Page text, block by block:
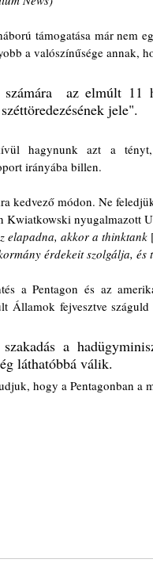
támogatása már nem
a valószínűsége annak,
az elmúlt 11
jele".
hagynunk azt a
irányába billen.
kedvező módon. Ne
Kwiatkowski nyugalmazott
elapadna, akkor a thinktank
érdekeit szolgálja, és
a Pentagon és az
Államok fejvesztve
a
láthatóbbá válik.
hogy a Pentagonban a